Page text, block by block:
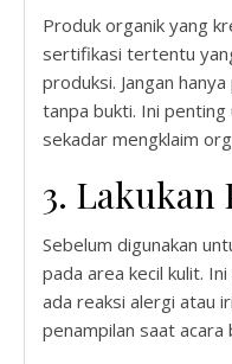
Produk organik yang
sertifikasi tertentu
produksi. Jangan
tanpa bukti. Ini
sekadar mengklaim
3. Lakukan
Sebelum digunakan
pada area kecil kulit.
ada reaksi alergi atau
penampilan saat acara